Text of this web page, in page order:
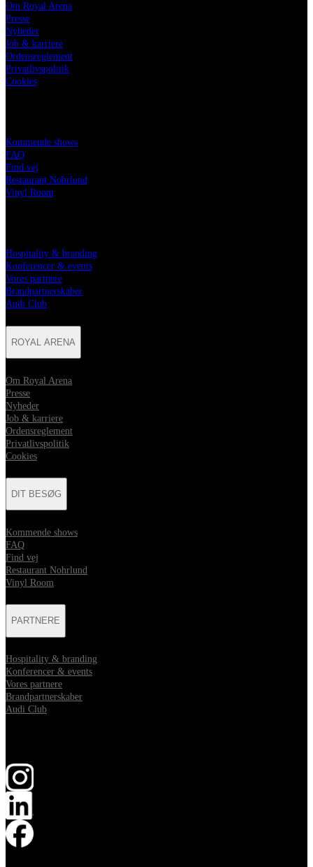
Om Royal Arena
Presse
Nyheder
Job & karriere
Ordensreglement
Privatlivspolitik
Cookies
Kommende shows
FAQ
Find vej
Restaurant Nohrlund
Vinyl Room
Hospitality & branding
Konferencer & events
Vores partnere
Brandpartnerskaber
Audi Club
ROYAL ARENA
Om Royal Arena
Presse
Nyheder
Job & karriere
Ordensreglement
Privatlivspolitik
Cookies
DIT BESØG
Kommende shows
FAQ
Find vej
Restaurant Nohrlund
Vinyl Room
PARTNERE
Hospitality & branding
Konferencer & events
Vores partnere
Brandpartnerskaber
Audi Club
åbner i nyt vindue
åbner i nyt vindue